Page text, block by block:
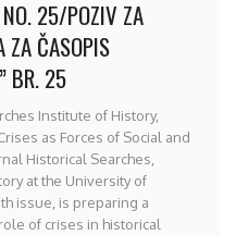
NO. 25/POZIV ZA
ZA ČASOPIS
BR. 25
Institute of History,
as Forces of Social and
Historical Searches,
at the University of
issue, is preparing a
of crises in historical